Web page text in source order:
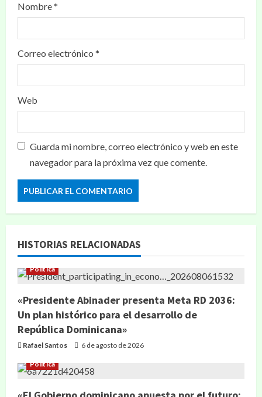
Nombre*
Correo electrónico *
Web
Guarda mi nombre, correo electrónico y web en este
navegador para la próxima vez que comente.
HISTORIAS RELACIONADAS
Política
«Presidente Abinader presenta Meta RD 2036:
Un plan histórico para el desarrollo de
República Dominicana»
Rafael Santos 6 de agosto de 2026
Política